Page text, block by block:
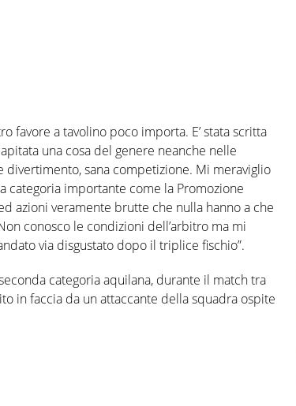
favore a tavolino poco importa. E’ stata scritta
una cosa del genere neanche nelle
sana competizione. Mi meraviglio
categoria importante come la Promozione
azioni veramente brutte che nulla hanno a che
conosco le condizioni dell’arbitro ma mi
via disgustato dopo il triplice fischio”.
categoria aquilana, durante il match tra
in faccia da un attaccante della squadra ospite